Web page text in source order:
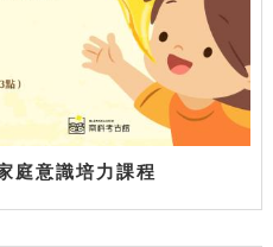
庭意識培力課程